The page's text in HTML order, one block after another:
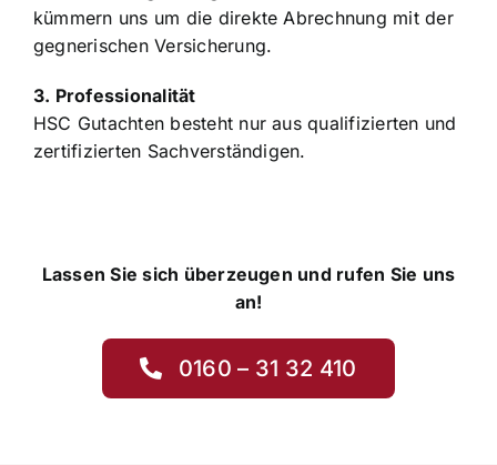
kümmern uns um die direkte Abrechnung mit der
gegnerischen Versicherung.
3. Professionalität
HSC Gutachten besteht nur aus qualifizierten und
zertifizierten Sachverständigen.
Lassen Sie sich überzeugen und rufen Sie uns
an!
0160 – 31 32 410